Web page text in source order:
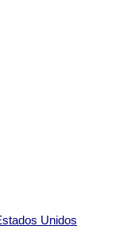
Unidos